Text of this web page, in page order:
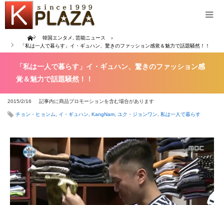
Home 韓国エンタメ
芸能ニュース
「私は一人で暮らす」イ・ギュハン、驚きのファッション感覚＆魅力で話題騒然！！
「私は一人で暮らす」イ・ギュハン、驚きのファッション感
覚＆魅力で話題騒然！！
2015/2/16 記事内に商品プロモーションを含む場合があります
チョン・ヒョンム イ・ギュハン KangNam ユク・ジョンワン 私は一人で暮らす